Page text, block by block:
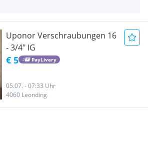
Uponor Verschraubungen 16
- 3/4" IG
€ 5 PayLivery
05.07. - 07:33 Uhr
4060 Leonding